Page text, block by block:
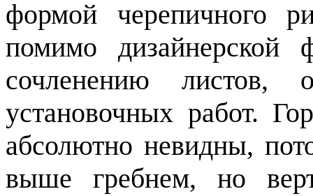
формой черепичного
помимо
сочленению листов,
установочных работ.
абсолютно невидны,
выше гребнем, но